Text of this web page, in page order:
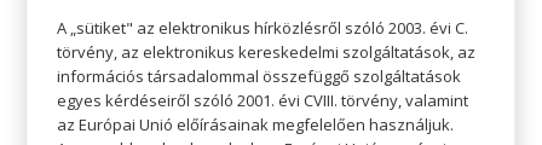
Koncentráljunk a hasunkra
Az egészséges derékbőség fontos, és nem is
olyan könnyű elérni. Pedig a hason cipelni a
túlsúlyt sokkal rosszabb az egészségünkre nézve,
A „sütiket" az elektronikus hírközlésről szóló 2003. évi C.
törvény, az elektronikus kereskedelmi szolgáltatások, az
információs társadalommal összefüggő szolgáltatások
egyes kérdéseiről szóló 2001. évi CVIII. törvény, valamint
az Európai Unió előírásainak megfelelően használjuk.